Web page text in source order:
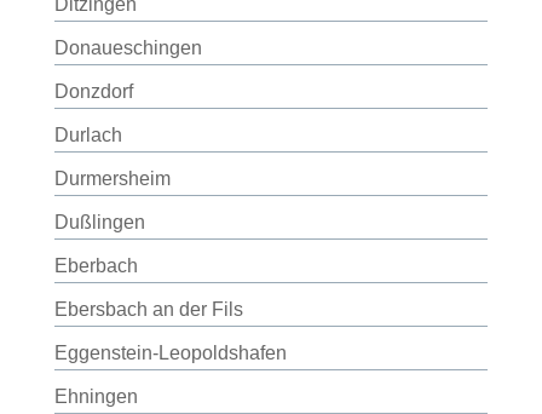
Ditzingen
Donaueschingen
Donzdorf
Durlach
Durmersheim
Dußlingen
Eberbach
Ebersbach an der Fils
Eggenstein-Leopoldshafen
Ehningen